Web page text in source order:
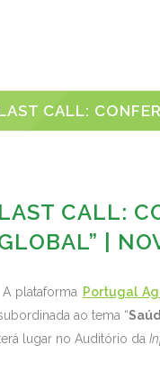
CALL:
LAST CALL:
|
A plataforma Portugal
ao tema “
lugar no Auditório da